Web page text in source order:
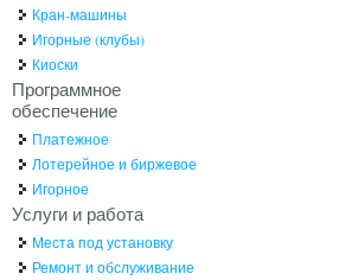
Кран-машины
Игорные (клубы)
Киоски
Программное
обеспечение
Платежное
Лотерейное и биржевое
Игорное
Услуги и работа
Места под установку
Ремонт и обслуживание